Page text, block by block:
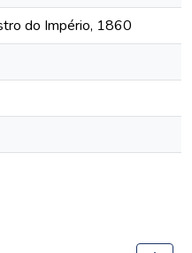
do Império, 1860